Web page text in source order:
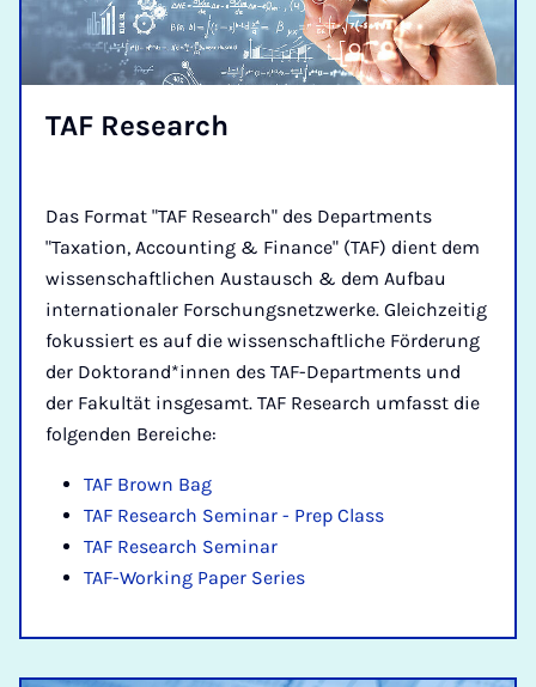
TAF Re­sea­rch
Das Format "TAF Research" des Departments
"Taxation, Accounting & Finance" (TAF) dient dem
wissenschaftlichen Austausch & dem Aufbau
internationaler Forschungsnetzwerke. Gleichzeitig
fokussiert es auf die wissenschaftliche Förderung
der Doktorand*innen des TAF-Departments und
der Fakultät insgesamt. TAF Research umfasst die
folgenden Bereiche:
TAF Brown Bag
TAF Research Seminar - Prep Class
TAF Research Seminar
TAF-Working Paper Series